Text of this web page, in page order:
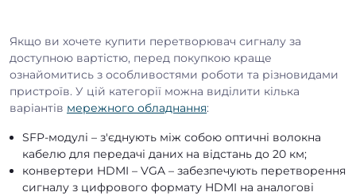
Якщо ви хочете купити перетворювач сигналу за
доступною вартістю, перед покупкою краще
ознайомитись з особливостями роботи та різновидами
пристроїв. У цій категорії можна виділити кілька
варіантів мережного обладнання:
SFP-модулі – з'єднують між собою оптичні волокна
кабелю для передачі даних на відстань до 20 км;
конвертери HDMI – VGA – забезпечують перетворення
сигналу з цифрового формату HDMI на аналогові